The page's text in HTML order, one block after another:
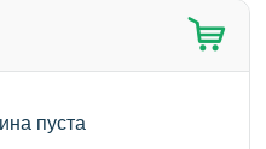
пуста